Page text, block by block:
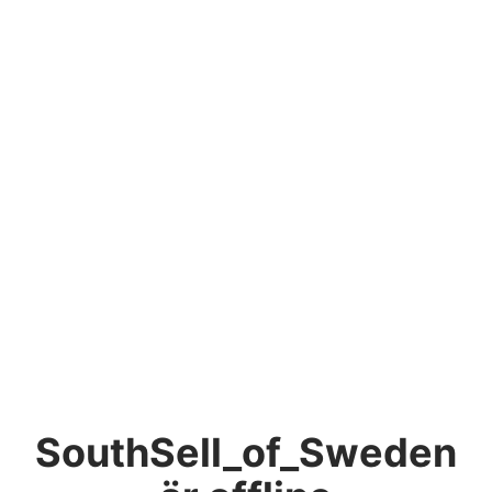
SouthSell_of_Sweden